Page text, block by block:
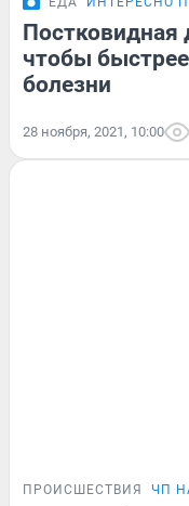
Постковидная
чтобы
болезни
28 ноября, 2021, 10:00
ПРОИСШЕСТВИЯ ЧП